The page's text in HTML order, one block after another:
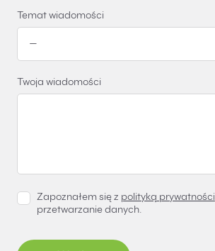
Temat wiadomości
Twoja wiadomości
Zapoznałem się z polityką prywatności
przetwarzanie danych.